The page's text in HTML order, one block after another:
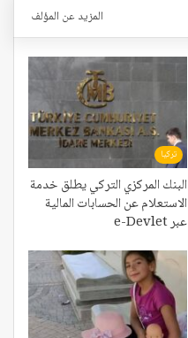
المزيد عن المؤلف
تركيا
البنك المركزي التركي يطلق خدمة
الاستعلام عن الحسابات المالية
عبر e-Devlet